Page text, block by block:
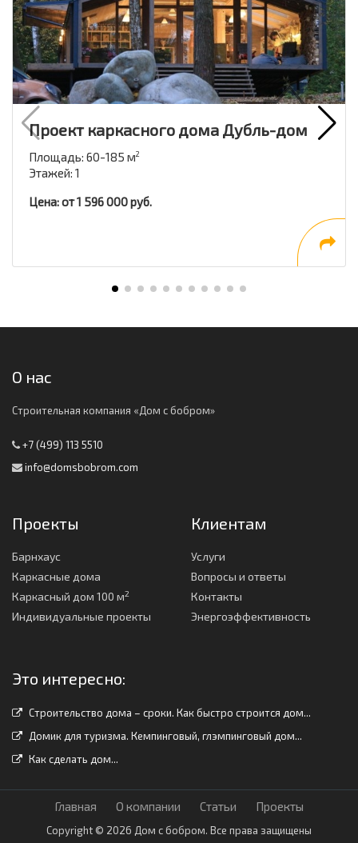
Проект каркасного дома Дубль-дом
Площадь: 60-185 м2
Этажей: 1
Цена: от 1 596 000 руб.
О нас
Строительная компания «Дом с бобром»
+7 (499) 113 5510
info@domsbobrom.com
Проекты
Барнхаус
Каркасные дома
Каркасный дом 100 м2
Индивидуальные проекты
Клиентам
Услуги
Вопросы и ответы
Контакты
Энергоэффективность
Это интересно:
Строительство дома – сроки. Как быстро строится дом...
Домик для туризма. Кемпинговый, глэмпинговый дом...
Как сделать дом...
Главная О компании Статьи Проекты
Copyright © 2026 Дом с бобром. Все права защищены